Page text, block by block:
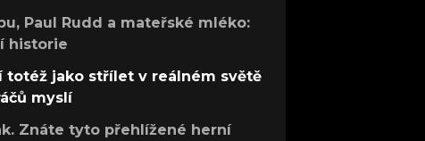
Paul Rudd a mateřské mléko:
historie
totéž jako střílet v reálném světě
myslí
Znáte tyto přehlížené herní